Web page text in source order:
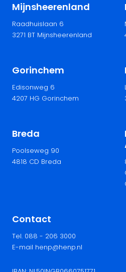
Mijnsheerenland
Raadhuislaan 6
3271 BT Mijnsheerenland
Gorinchem
Edisonweg 6
4207 HG Gorinchem
Breda
Poolseweg 90
4818 CD Breda
Contact
Tel. 088 - 206 3000
E-mail henp@henp.nl